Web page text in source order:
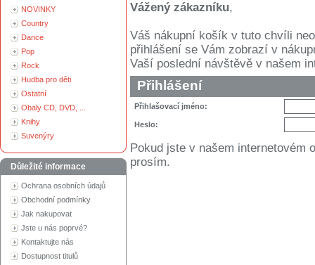
NOVINKY
Country
Dance
Pop
Rock
Hudba pro děti
Ostatní
Obaly CD, DVD, ...
Knihy
Suvenýry
Důležité informace
Ochrana osobních údajů
Obchodní podmínky
Jak nakupovat
Jste u nás poprvé?
Kontaktujte nás
Dostupnost titulů
Vážený zákazníku,
Váš nákupní košík v tuto chvíli
přihlášení se Vám zobrazí v
Vaší poslední návštěvě v našem
Přihlášení
Přihlašovací jméno:
Heslo:
Pokud jste v našem internetovém
prosím.